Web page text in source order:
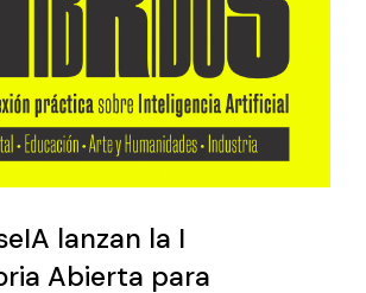
lanzan la I
Abierta para